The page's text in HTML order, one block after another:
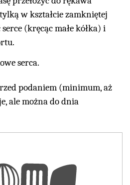
w kształcie zamkniętej
(kręcąc małe kółka) i
serca.
podaniem (minimum, aż
ale można do dnia